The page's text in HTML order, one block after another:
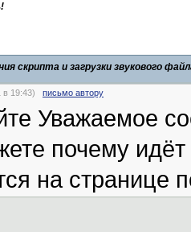
скрипта и загрузки звукового
в 19:43) письмо автору
Уважаемое
почему идёт
на странице